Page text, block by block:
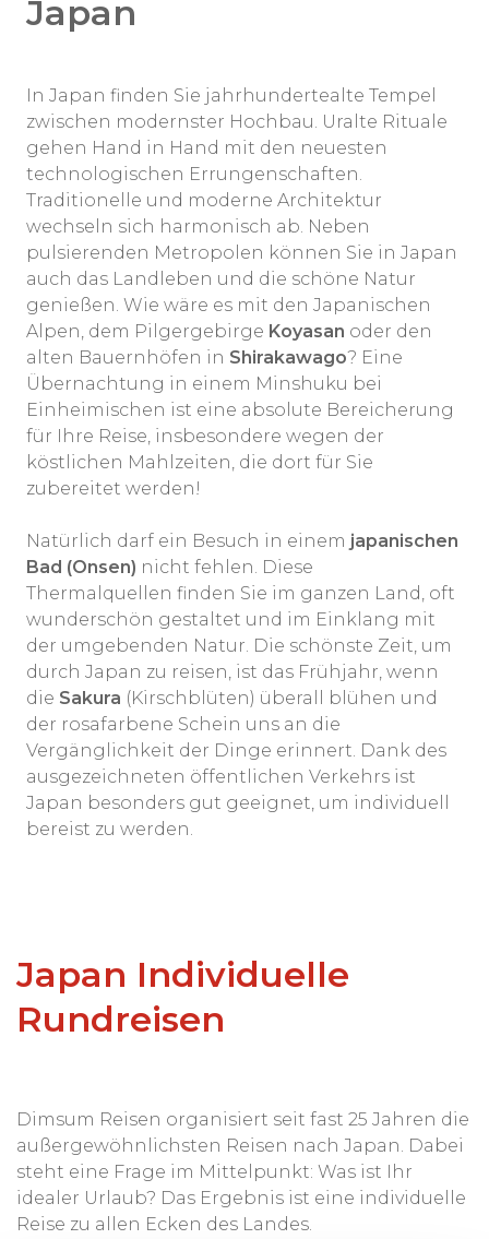
Japan
In Japan finden Sie jahrhundertealte Tempel
zwischen modernster Hochbau. Uralte Rituale
gehen Hand in Hand mit den neuesten
technologischen Errungenschaften.
Traditionelle und moderne Architektur
wechseln sich harmonisch ab. Neben
pulsierenden Metropolen können Sie in Japan
auch das Landleben und die schöne Natur
genießen. Wie wäre es mit den Japanischen
Alpen, dem Pilgergebirge Koyasan oder den
alten Bauernhöfen in Shirakawago? Eine
Übernachtung in einem Minshuku bei
Einheimischen ist eine absolute Bereicherung
für Ihre Reise, insbesondere wegen der
köstlichen Mahlzeiten, die dort für Sie
zubereitet werden!
Natürlich darf ein Besuch in einem japanischen
Bad (Onsen) nicht fehlen. Diese
Thermalquellen finden Sie im ganzen Land, oft
wunderschön gestaltet und im Einklang mit
der umgebenden Natur. Die schönste Zeit, um
durch Japan zu reisen, ist das Frühjahr, wenn
die Sakura (Kirschblüten) überall blühen und
der rosafarbene Schein uns an die
Vergänglichkeit der Dinge erinnert. Dank des
ausgezeichneten öffentlichen Verkehrs ist
Japan besonders gut geeignet, um individuell
bereist zu werden.
Japan Individuelle
Rundreisen
Dimsum Reisen organisiert seit fast 25 Jahren die
außergewöhnlichsten Reisen nach Japan. Dabei
steht eine Frage im Mittelpunkt: Was ist Ihr
idealer Urlaub? Das Ergebnis ist eine individuelle
Reise zu allen Ecken des Landes.